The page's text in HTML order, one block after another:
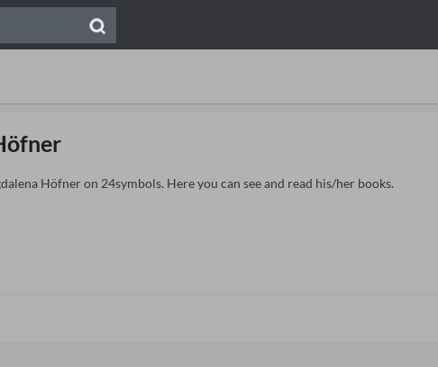
Höfner on 24symbols. Here you can see and read his/her books.